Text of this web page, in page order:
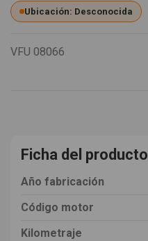
Ubicación: Desconocida
VFU 08066
Ficha del producto
Año fabricación
Código motor
Kilometraje